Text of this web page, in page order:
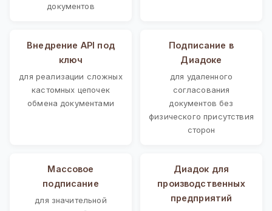
документов
Внедрение API под
ключ
для реализации сложных
кастомных цепочек
обмена документами
Подписание в
Диадоке
для удаленного
согласования
документов без
физического присутствия
сторон
Массовое
подписание
для значительной
Диадок для
производственных
предприятий